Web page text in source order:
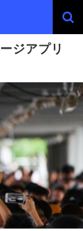
ジアプリ